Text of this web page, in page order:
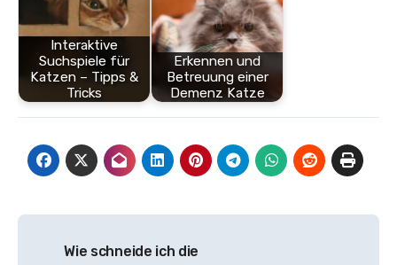
Interaktive
Suchspiele für
Katzen – Tipps &
Tricks
Erkennen und
Betreuung einer
Demenz Katze
Wie schneide ich die